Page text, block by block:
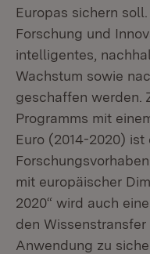
Europas sichern
Forschung und
intelligentes,
Wachstum sowie
geschaffen werden.
Programms mit
Euro (2014-2020)
mit europäischer
2020“ wird auch
den
Anwendung zu